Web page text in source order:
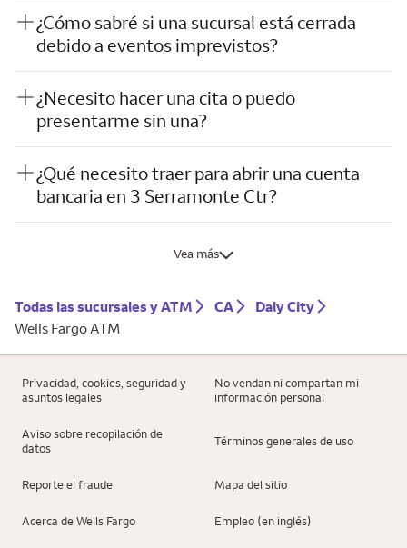
¿Cómo sabré si una sucursal está cerrada
debido a eventos imprevistos?
¿Necesito hacer una cita o puedo
presentarme sin una?
¿Qué necesito traer para abrir una cuenta
bancaria en 3 Serramonte Ctr?
Vea más
Todas las sucursales y ATM CA
Daly City
Wells Fargo ATM
Privacidad, cookies, seguridad y
asuntos legales
No vendan ni compartan mi
información personal
Aviso sobre recopilación de
datos
Términos generales de uso
Reporte el fraude Mapa del sitio
Acerca de Wells Fargo Empleo (en inglés)